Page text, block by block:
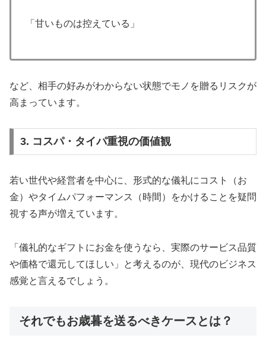
「甘いものは控えている」
など、相手の好みがわからない状態でモノを贈るリスクが
高まっています。
3. コスパ・タイパ重視の価値観
若い世代や経営者を中心に、形式的な儀礼にコスト（お
金）やタイムパフォーマンス（時間）をかけることを疑問
視する声が増えています。
「儀礼的なギフトにお金を使うなら、実際のサービス品質
や価格で還元してほしい」と考えるのが、現代のビジネス
感覚と言えるでしょう。
それでもお歳暮を送るべきケースとは？